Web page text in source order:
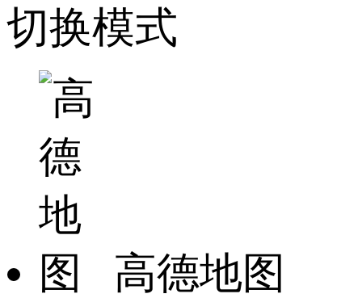
切换模式
高德地图